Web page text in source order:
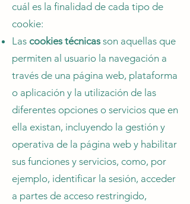
cuál es la finalidad de cada tipo de
cookie:
Las cookies técnicasson aquellas que
permiten al usuario la navegación a
través de una página web, plataforma
o aplicación y la utilización de las
diferentes opciones o servicios que en
ella existan, incluyendo la gestión y
operativa de la página web y habilitar
sus funciones y servicios, como, por
ejemplo, identificar la sesión, acceder
a partes de acceso restringido,